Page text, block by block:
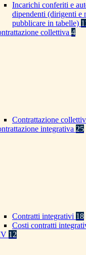
Incarichi conferiti e
dipendenti (dirigenti e
pubblicare in tabelle)
collettiva 4
Contrattazione
integrativa 25
Contratti integrativi 18
Costi contratti
12